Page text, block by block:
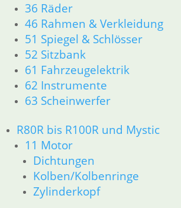
36 Räder
46 Rahmen & Verkleidung
51 Spiegel & Schlösser
52 Sitzbank
61 Fahrzeugelektrik
62 Instrumente
63 Scheinwerfer
R80R bis R100R und Mystic
11 Motor
Dichtungen
Kolben/Kolbenringe
Zylinderkopf
16 Tank
18 Auspuff
21 Kupplung
23 Getriebe
34 Bremsen
36 Räder
46 Rahmen & Verkleidung
51 Spiegel & Schlösser
61 Fahrzeugelektrik
62 Instrumente
63 Scheinwerfer
R80GS ab 1991 bis R100GS PD R80 Basic
11 Motor
Dichtungen